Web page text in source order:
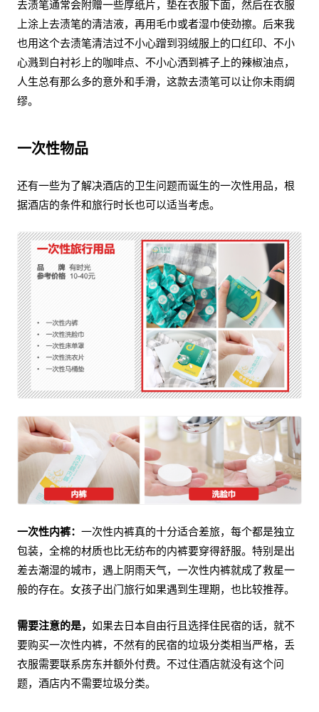
去渍笔通常会附赠一些厚纸片，垫在衣服下面，然后在衣服
上涂上去渍笔的清洁液，再用毛巾或者湿巾使劲擦。后来我
也用这个去渍笔清洁过不小心蹭到羽绒服上的口红印、不小
心溅到白衬衫上的咖啡点、不小心洒到裤子上的辣椒油点，
人生总有那么多的意外和手滑，这款去渍笔可以让你未雨绸
缪。
一次性物品
还有一些为了解决酒店的卫生问题而诞生的一次性用品，根
据酒店的条件和旅行时长也可以适当考虑。
一次性内裤： 一次性内裤真的十分适合差旅，每个都是独立
包装，全棉的材质也比无纺布的内裤要穿得舒服。特别是出
差去潮湿的城市，遇上阴雨天气，一次性内裤就成了救星一
般的存在。女孩子出门旅行如果遇到生理期，也比较推荐。
需要注意的是， 如果去日本自由行且选择住民宿的话，就不
要购买一次性内裤，不然有的民宿的垃圾分类相当严格，丢
衣服需要联系房东并额外付费。不过住酒店就没有这个问
题，酒店内不需要垃圾分类。